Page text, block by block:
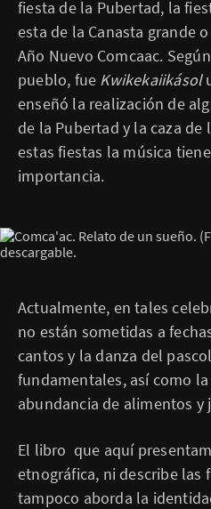
fiesta de la Pubertad, la
esta de la Canasta grande o
Año Nuevo Comcaac.
pueblo, fue Kwikekaiikásol
enseñó la realización de
de la Pubertad y la caza de
estas fiestas la música
importancia.
Actualmente, en tales
no están sometidas a
cantos y la danza del
fundamentales, así como
abundancia de alimentos y
El libro que aquí
etnográfica, ni describe las
tampoco aborda la